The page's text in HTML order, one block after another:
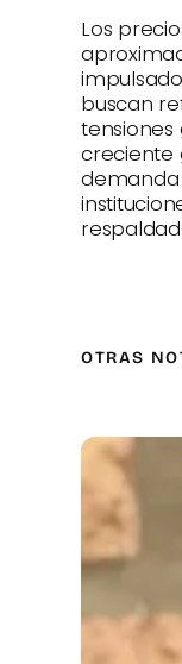
Los
buscan
tensiones
creciente
OTRAS